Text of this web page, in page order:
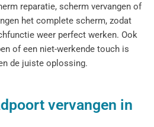
reparatie, scherm vervangen of
het complete scherm, zodat
weer perfect werken. Ook
of een niet-werkende touch is
de juiste oplossing.
vervangen in